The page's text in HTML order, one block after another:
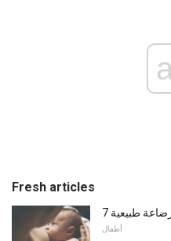
Fresh articles
رضاعة طبيعية
أطفال